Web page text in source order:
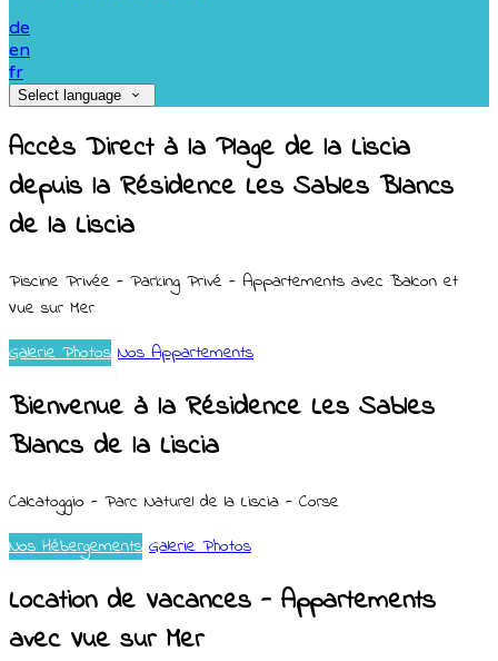
de
en
fr
Select language
Accès Direct à la Plage de la Liscia
depuis la Résidence Les Sables Blancs
de la Liscia
Piscine Privée - Parking Privé - Appartements avec Balcon et
Vue sur Mer
Galerie Photos Nos Appartements
Bienvenue à la Résidence Les Sables
Blancs de la Liscia
Calcatoggio - Parc Naturel de la Liscia - Corse
Nos Hébergements Galerie Photos
Location de Vacances - Appartements
avec Vue sur Mer